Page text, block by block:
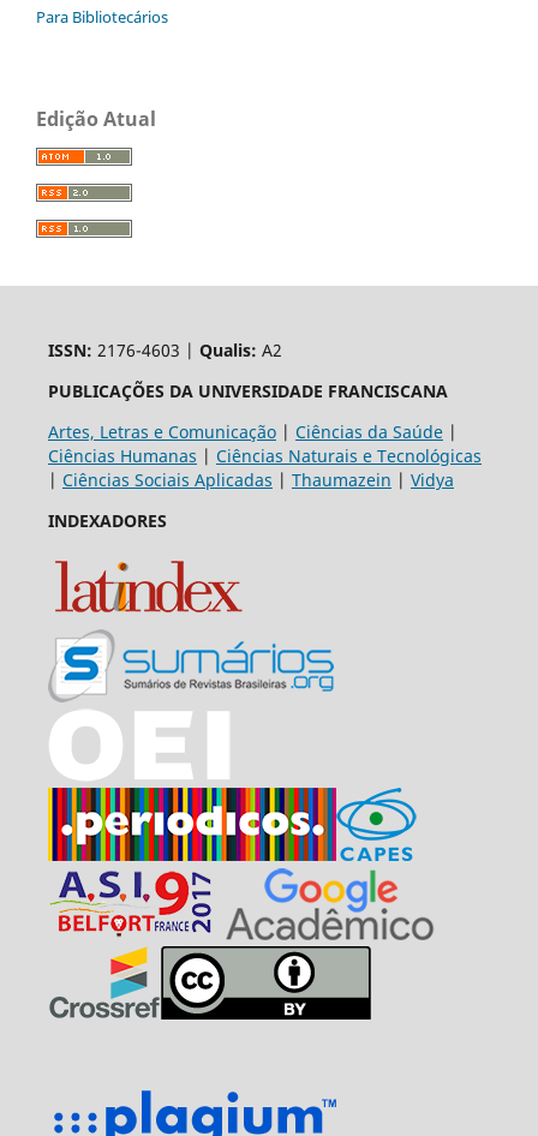
Para Bibliotecários
Edição Atual
ISSN: 2176-4603 | Qualis: A2
PUBLICAÇÕES DA UNIVERSIDADE FRANCISCANA
Artes, Letras e Comunicação| Ciências da Saúde|
Ciências Humanas | Ciências Naturais e Tecnológicas
| Ciências Sociais Aplicadas | Thaumazein | Vidya
INDEXADORES